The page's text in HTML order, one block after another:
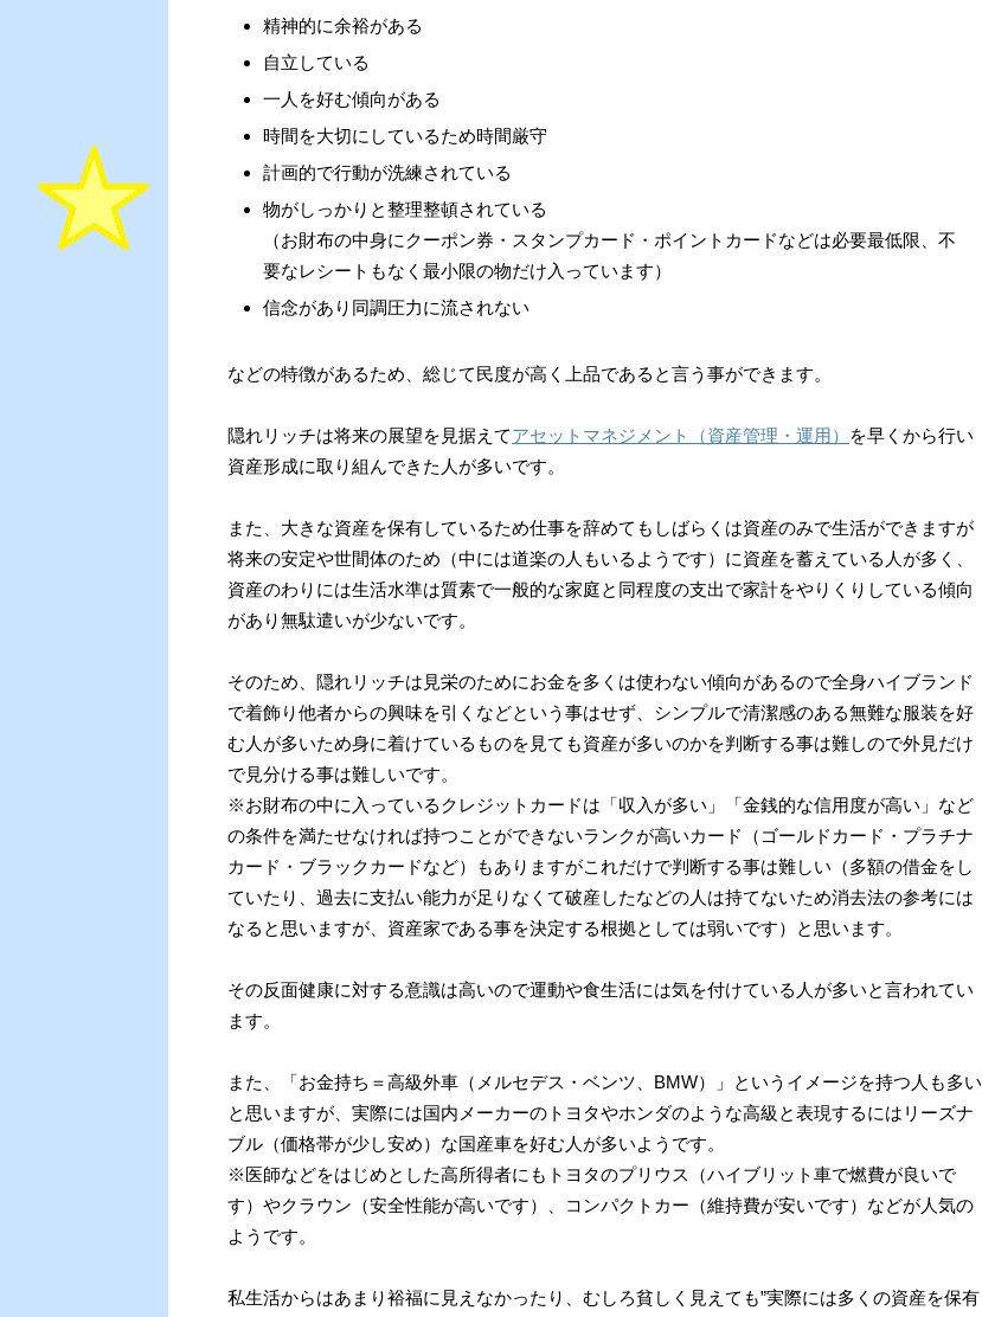
精神的に余裕がある
自立している
一人を好む傾向がある
時間を大切にしているため時間厳守
計画的で行動が洗練されている
物がしっかりと整理整頓されている
（お財布の中身にクーポン券・スタンプカード・ポイントカードなどは必要最低限、不
要なレシートもなく最小限の物だけ入っています）
信念があり同調圧力に流されない
などの特徴があるため、総じて民度が高く上品であると言う事ができます。
隠れリッチは将来の展望を見据えてアセットマネジメント（資産管理・運用）
を早くから行い
資産形成に取り組んできた人が多いです。
また、大きな資産を保有しているため仕事を辞めてもしばらくは資産のみで生活ができますが
将来の安定や世間体のため（中には道楽の人もいるようです）に資産を蓄えている人が多く、
資産のわりには生活水準は質素で一般的な家庭と同程度の支出で家計をやりくりしている傾向
があり無駄遣いが少ないです。
そのため、隠れリッチは見栄のためにお金を多くは使わない傾向があるので全身ハイブランド
で着飾り他者からの興味を引くなどという事はせず、シンプルで清潔感のある無難な服装を好
む人が多いため身に着けているものを見ても資産が多いのかを判断する事は難しので外見だけ
で見分ける事は難しいです。
※お財布の中に入っているクレジットカードは「収入が多い」「金銭的な信用度が高い」など
の条件を満たせなければ持つことができないランクが高いカード（ゴールドカード・プラチナ
カード・ブラックカードなど）もありますがこれだけで判断する事は難しい（多額の借金をし
ていたり、過去に支払い能力が足りなくて破産したなどの人は持てないため消去法の参考には
なると思いますが、資産家である事を決定する根拠としては弱いです）と思います。
その反面健康に対する意識は高いので運動や食生活には気を付けている人が多いと言われてい
ます。
また、「お金持ち＝高級外車（メルセデス・ベンツ、BMW）」というイメージを持つ人も多い
と思いますが、実際には国内メーカーのトヨタやホンダのような高級と表現するにはリーズナ
ブル（価格帯が少し安め）な国産車を好む人が多いようです。
※医師などをはじめとした高所得者にもトヨタのプリウス（ハイブリット車で燃費が良いで
す）やクラウン（安全性能が高いです）、コンパクトカー（維持費が安いです）などが人気の
ようです。
私生活からはあまり裕福に見えなかったり、むしろ貧しく見えても”実際には多くの資産を保有